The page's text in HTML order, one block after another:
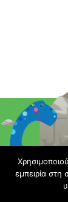
εμπειρία στη